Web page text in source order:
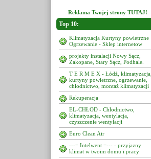
Reklama Twojej strony TUTAJ!
Top 10:
Klimatyzacja Kurtyny powietrzne
Ogrzewanie - Sklep internetow
projekty instalacji Nowy Sącz,
Zakopane, Stary Sącz, Podhale.
T E R M E X - Łódź, klimatyzacja,
kurtyny powietrzne, ogrzewanie,
chłodnictwo, montaż klimatyzacji
Rekuperacja
EL-CHŁOD - Chlodnictwo,
klimatyzacja, wentylacja,
czyszczenie wentylacji
Euro Clean Air
---= Intelwent =--- - przyjazny
klimat w twoim domu i pracy